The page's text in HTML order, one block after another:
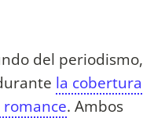
del periodismo,
la cobertura
. Ambos